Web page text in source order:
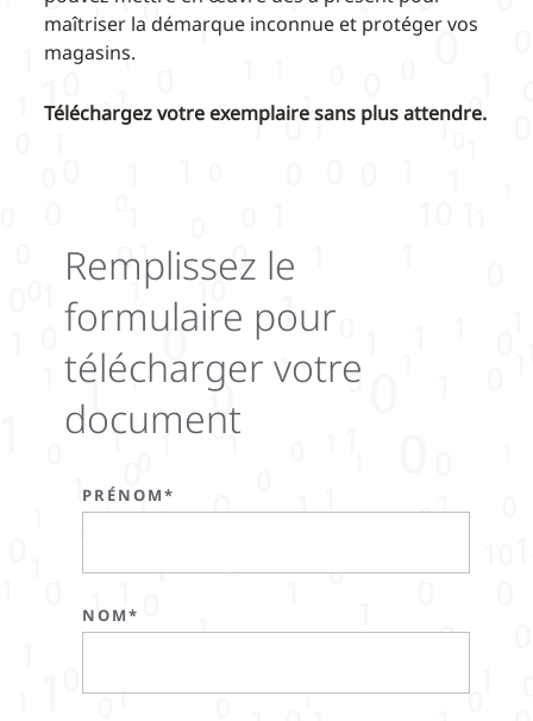
maîtriser la démarque inconnue et protéger vos
magasins.
Téléchargez votre exemplaire sans plus attendre.
Remplissez le
formulaire pour
télécharger votre
document
PRÉNOM*
NOM*